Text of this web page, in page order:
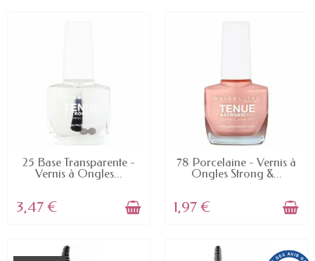
EN STOCK
25 Base Transparente -
Vernis à Ongles...
3,47 €
EN STOCK
78 Porcelaine - Vernis à
Ongles Strong &...
1,97 €